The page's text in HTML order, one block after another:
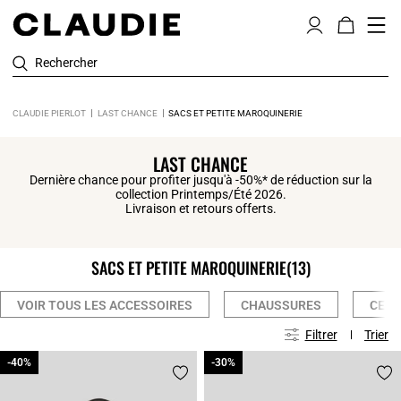
Rechercher
CLAUDIE PIERLOT LAST CHANCE SACS ET PETITE MAROQUINERIE
LAST CHANCE
Dernière chance pour profiter jusqu'à -50%* de réduction sur la
collection Printemps/Été 2026.
Livraison et retours offerts.
SACS ET PETITE MAROQUINERIE(13)
VOIR TOUS LES ACCESSOIRES CHAUSSURES
Filtrer Trier
-40%
-40% -30%
-30%